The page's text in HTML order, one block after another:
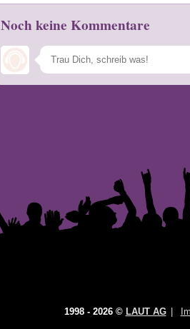
Noch keine Kommentare
1998 - 2026 © LAUT AG